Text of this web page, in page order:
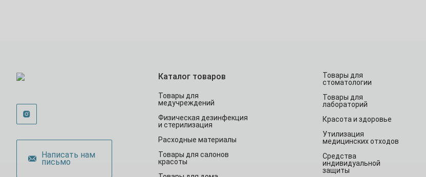
Написать нам
письмо
Каталог товаров
Товары для
медучреждений
Физическая дезинфекция
и стерилизация
Расходные материалы
Товары для салонов
красоты
Товары для
стоматологии
Товары для
лабораторий
Красота и здоровье
Утилизация
медицинских отходов
Средства
индивидуальной
защиты